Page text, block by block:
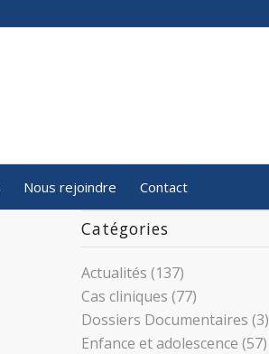
Nous rejoindre Contact
Catégories
Actualités (137)
Cas cliniques (77)
Dossiers Documentaires (3)
Enfance et adolescence (57)